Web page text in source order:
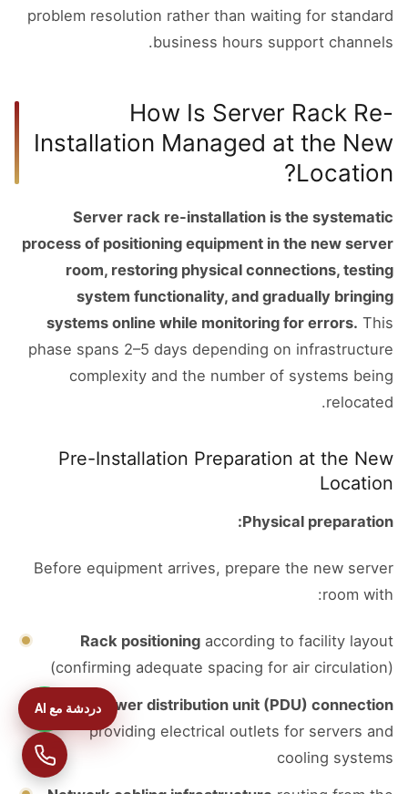
problem resolution rather than waiting for standard
business hours support channels.
How Is Server Rack Re-
Installation Managed at the New
Location?
Server rack re-installation is the systematic
process of positioning equipment in the new server
room, restoring physical connections, testing
system functionality, and gradually bringing
systems online while monitoring for errors. This
phase spans 2–5 days depending on infrastructure
complexity and the number of systems being
relocated.
Pre-Installation Preparation at the New
Location
Physical preparation:
Before equipment arrives, prepare the new server
room with:
Rack positioning according to facility layout
(confirming adequate spacing for air circulation)
Power distribution unit (PDU) connection
providing electrical outlets for servers and
cooling systems
دردشة مع AI